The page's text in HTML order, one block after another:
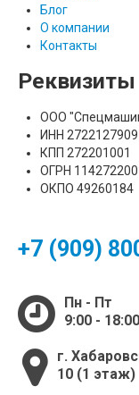
Блог
О компании
Контакты
Реквизиты
ООО
ИНН 2722127909
КПП 272201001
ОГРН
ОКПО 49260184
+7 (909)
Пн - Пт
9:00 -
г.
10 (1 этаж)